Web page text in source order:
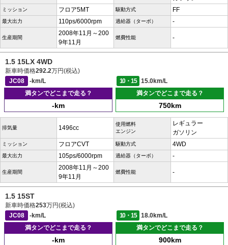
ミッション フロア5MT 駆動方式 FF
最大出力 110ps/6000rpm 過給器（ターボ） -
生産期間
2008年11月～200
9年11月
燃費性能 -
1.5 15LX 4WD
新車時価格292.2万円(税込)
JC08
-km/L 10・15
15.0km/L
満タンでどこまで走る？
-km
満タンでどこまで走る？
750km
排気量 1496cc
使用燃料
エンジン
レギュラー
ガソリン
ミッション フロアCVT 駆動方式 4WD
最大出力 105ps/6000rpm 過給器（ターボ） -
生産期間
2008年11月～200
9年11月
燃費性能 -
1.5 15ST
新車時価格253万円(税込)
JC08
-km/L 10・15
18.0km/L
満タンでどこまで走る？
-km
満タンでどこまで走る？
900km